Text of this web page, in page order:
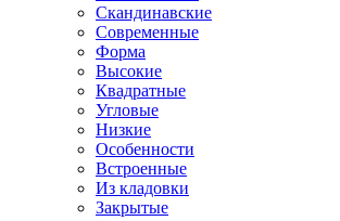
Скандинавские
Современные
Форма
Высокие
Квадратные
Угловые
Низкие
Особенности
Встроенные
Из кладовки
Закрытые